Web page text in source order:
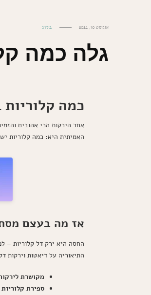
אוגוסט 10, 2024 בלוג
גלה כמה
כמה
אחד הירקות הכי אהובים
האמיתית היא: כמה קלוריות
אז מה בעצם
התיאוריה על דיאטות וירקות
מקושרת
ספירת